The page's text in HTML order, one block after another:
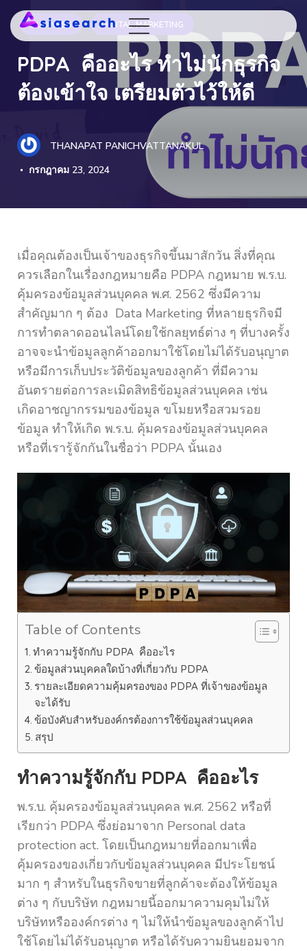
BUSINESS DIGITAL MARKETING
PDPA คืออะไร ทำไม่นักธุรกิจ
ต้องเข้าใจ เตรียมตัวไว้ให้ดี
THANAPAT PANICHVATTANAKUL
กรกฎาคม 23, 2024
เมื่อคุณต้องเป็นเจ้าของธุรกิจขึ้นมาสักวัน สิ่งที่คุณ
ควรเลือกในเรื่องกฎหมายคือ PDPA กฎหมาย พ.ร.บ.
คุ้มครองข้อมูลส่วนบุคคล พ.ศ. 2562 ซึ่งมีความ
สำคัญมาก ๆ ต้อง Data Marketing ที่หลายธุรกิจมี
การทำตลาดออนไลน์โดยใช้กลยุทธ์ต่าง ๆ ที่บางครั้ง
อาจจะนำข้อมูลลูกค้าออกมาใช้โดยไม่ได้รับอนุญาต
หรือมีการเก็บประวัติข้อมูลของลูกค้า ที่มีความ
อันตรายต่อการละเมิดสิทธิข้อมูลส่วนบุคคล เช่น
เกิดอาชญากรรมของข้อมูล ขโมยหรือสวมรอย
ข้อมูล ทำให้เกิด พ.ร.บ. คุ้มครองข้อมูลส่วนบุคคล
หรือที่เรารู้จักกันในชื่อว่า PDPA นั้นเอง
Table of Contents
ทำความรู้จักกับ PDPA คืออะไร
ข้อมูลส่วนบุคคลใดบ้างที่เกี่ยวกับ PDPA
รายละเอียดความคุ้มครองของ PDPA ที่เจ้าของข้อมูล
จะได้รับ
ข้อบังคับสำหรับองค์กรต้องการใช้ข้อมูลส่วนบุคคล
สรุป
ทำความรู้จักกับ PDPA คืออะไร
พ.ร.บ. คุ้มครองข้อมูลส่วนบุคคล พ.ศ. 2562 หรือที่
เรียกว่า PDPA ซึ่งย่อมาจาก Personal data
protection act. โดยเป็นกฎหมายที่ออกมาเพื่อ
คุ้มครองของเกี่ยวกับข้อมูลส่วนบุคคล มีประโยชน์
มาก ๆ สำหรับในธุรกิจขายที่ลูกค้าจะต้องให้ข้อมูล
ต่าง ๆ กับบริษัท กฎหมายนี้ออกมาความคุมไม่ให้
บริษัทหรือองค์กรต่าง ๆ ไม่ให้นำข้อมูลของลูกค้าไป
ใช้โดยไม่ได้รับอนุญาต หรือได้รับความยินยอมจาก